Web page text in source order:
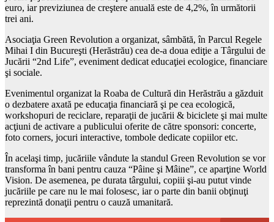
euro, iar previziunea de creştere anuală este de 4,2%, în următorii
trei ani.
Asociaţia Green Revolution a organizat, sâmbătă, în Parcul Regele
Mihai I din Bucureşti (Herăstrău) cea de-a doua ediţie a Târgului de
Jucării “2nd Life”, eveniment dedicat educaţiei ecologice, financiare
şi sociale.
Evenimentul organizat la Roaba de Cultură din Herăstrău a găzduit
o dezbatere axată pe educaţia financiară şi pe cea ecologică,
workshopuri de reciclare, reparaţii de jucării & biciclete şi mai multe
acţiuni de activare a publicului oferite de către sponsori: concerte,
foto corners, jocuri interactive, tombole dedicate copiilor etc.
În acelaşi timp, jucăriile vândute la standul Green Revolution se vor
transforma în bani pentru cauza “Pâine şi Mâine”, ce aparţine World
Vision. De asemenea, pe durata târgului, copiii şi-au putut vinde
jucăriile pe care nu le mai folosesc, iar o parte din banii obţinuţi
reprezintă donaţii pentru o cauză umanitară.